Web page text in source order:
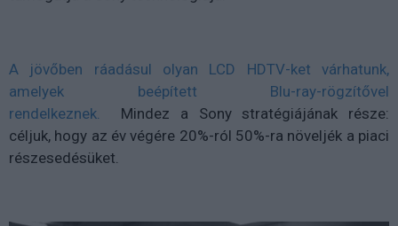
A jövőben ráadásul olyan LCD HDTV-ket várhatunk,
amelyek beépített Blu-ray-rögzítővel
rendelkeznek.
Mindez a Sony stratégiájának része:
céljuk, hogy az év végére 20%-ról 50%-ra növeljék a piaci
részesedésüket.